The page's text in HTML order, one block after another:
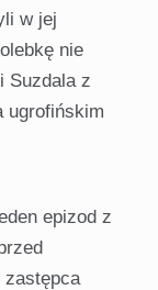
w jej
nie
Suzdala z
ugrofińskim
epizod z
zastępca